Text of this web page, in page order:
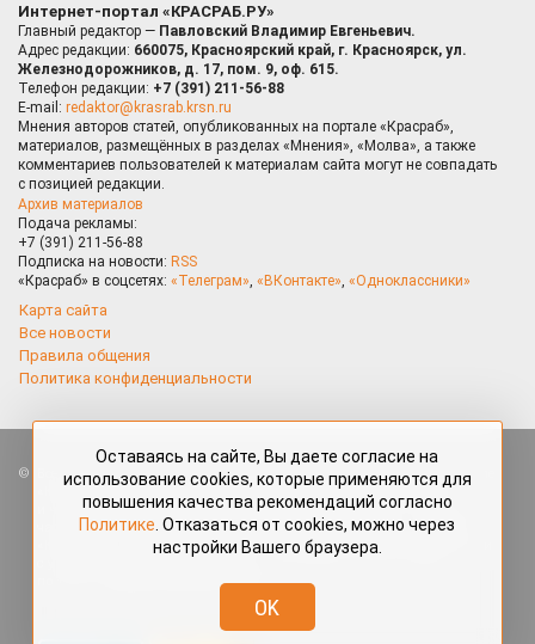
Интернет-портал «КРАСРАБ.РУ»
Главный редактор — Павловский Владимир Евгеньевич.
Адрес редакции: 660075, Красноярский край, г. Красноярск, ул.
Железнодорожников, д. 17, пом. 9, оф. 615.
Телефон редакции: +7 (391) 211-56-88
E-mail: redaktor@krasrab.krsn.ru
Мнения авторов статей, опубликованных на портале «Красраб»,
материалов, размещённых в разделах «Мнения», «Молва», а также
комментариев пользователей к материалам сайта могут не совпадать
с позицией редакции.
Архив материалов
Подача рекламы:
+7 (391) 211-56-88
Подписка на новости: RSS
«Красраб» в соцсетях: «Телеграм», «ВКонтакте», «Одноклассники»
Карта сайта
Все новости
Правила общения
Политика конфиденциальности
Все права защищены. Любые материалы, размещённые на портале
«Красраб.ру» сотрудниками редакции, нештатными авторами
и читателями, являются объектами авторского права. Полное или
частичное использование материалов, размещённых на портале
«Красраб.ру», допускается только с письменного согласия редакции
redaktor@krasrab.krsn.ru.
Оставаясь на сайте, Вы даете согласие на
использование cookies, которые применяются для
повышения качества рекомендаций согласно
Политике . Отказаться от cookies, можно через
настройки Вашего браузера.
OK